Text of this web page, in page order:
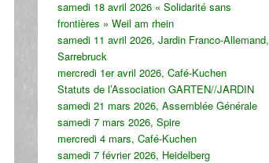
samedi 18 avril 2026 « Solidarité sans
frontières » Weil am rhein
samedi 11 avril 2026, Jardin Franco-Allemand,
Sarrebruck
mercredi 1er avril 2026, Café-Kuchen
Statuts de l’Association GARTEN//JARDIN
samedi 21 mars 2026, Assemblée Générale
samedi 7 mars 2026, Spire
mercredi 4 mars, Café-Kuchen
samedi 7 février 2026, Heidelberg